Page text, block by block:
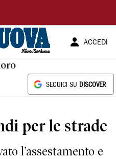
ACCEDI
SEGUICI SU DISCOVER
per le strade
l’assestamento e